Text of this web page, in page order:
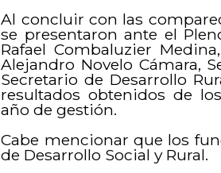
Al concluir con las
se presentaron ante el
Rafael Combaluzier
Alejandro Novelo Cámara,
Secretario de Desarrollo
resultados obtenidos de
año de gestión.
Cabe mencionar que los
de Desarrollo Social y Rural.